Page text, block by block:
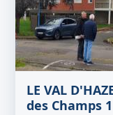
LE VAL
des Champs